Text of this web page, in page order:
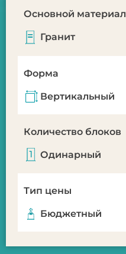
Основной материал
Гранит
Форма
Вертикальный
Количество блоков
Одинарный
Тип цены
Бюджетный